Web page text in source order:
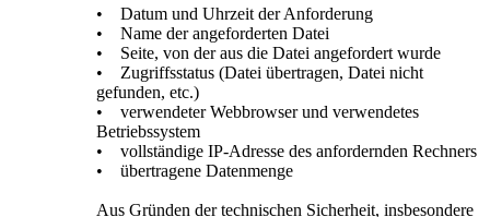
• Datum und Uhrzeit der Anforderung
• Name der angeforderten Datei
• Seite, von der aus die Datei angefordert wurde
• Zugriffsstatus (Datei übertragen, Datei nicht
gefunden, etc.)
• verwendeter Webbrowser und verwendetes
Betriebssystem
• vollständige IP-Adresse des anfordernden Rechners
• übertragene Datenmenge
Aus Gründen der technischen Sicherheit, insbesondere